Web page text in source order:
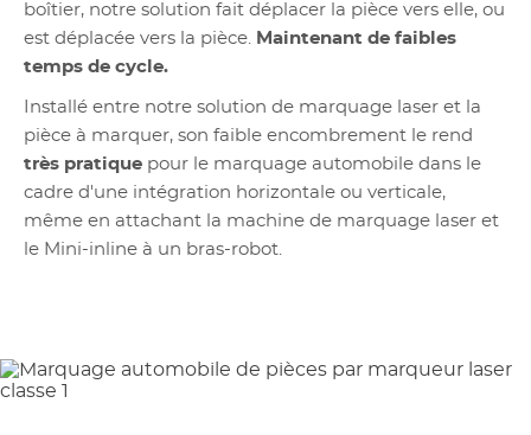
boîtier, notre solution fait déplacer la pièce vers elle, ou
est déplacée vers la pièce. Maintenant de faibles
temps de cycle.
Installé entre notre solution de marquage laser et la
pièce à marquer, son faible encombrement le rend
très pratique pour le marquage automobile dans le
cadre d'une intégration horizontale ou verticale,
même en attachant la machine de marquage laser et
le Mini-inline à un bras-robot.